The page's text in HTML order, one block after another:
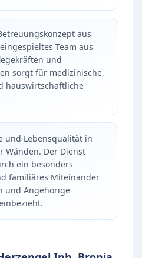
aus
Team aus
und
sorgt für medizinische,
hauswirtschaftliche
und Lebensqualität in
Wänden. Der Dienst
ein besonders
familiäres Miteinander
und Angehörige